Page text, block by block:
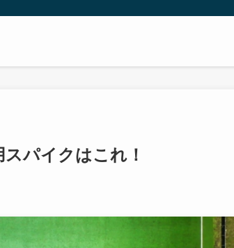
パイクはこれ！